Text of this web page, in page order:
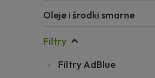
Oleje i środki smarne
Filtry
Filtry AdBlue